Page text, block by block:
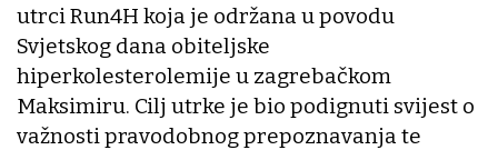
utrci Run4H koja je održana u povodu
Svjetskog dana obiteljske
hiperkolesterolemije u zagrebačkom
Maksimiru. Cilj utrke je bio podignuti svijest o
važnosti pravodobnog prepoznavanja te